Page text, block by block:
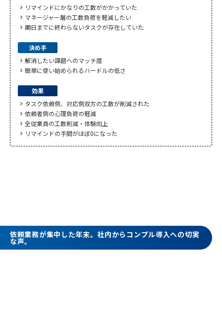
chevron_right リマインドにかなりの工数がかかっていた
chevron_right マネージャー層の工数負荷を軽減したい
chevron_right 期日までに終わらないタスクが存在していた
決め手
chevron_right 解消したい課題へのマッチ度
chevron_right 簡単に使い始められるハードルの低さ
効果
chevron_right タスク依頼側、対応側双方の工数が削減された
chevron_right 依頼者側の心理負荷の軽減
chevron_right 全従業員の工数削減・体験向上
chevron_right リマインドの手間がほぼ0になった
依頼業務が集中した年末。社内からコンプル導入への切実
な声。